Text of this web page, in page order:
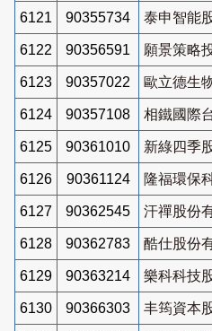
6121 90355734 泰申智能
6122 90356591 願景策略
6123 90357022 歐立德生
6124 90357108 相鐵國際
6125 90361010 新綠四季
6126 90361124 隆福環保
6127 90362545 汗禪股份
6128 90362783 酷仕股份
6129 90363214 樂科科技
6130 90366303 丰筠資本